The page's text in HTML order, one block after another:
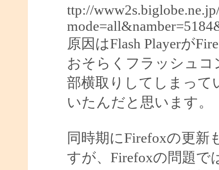
ttp://
原因はFlash Playerが
おそらくフラッシュ
部横取りしてしまって
いたんだと思います。
同時期にFirefoxの更
すが、Firefoxの問題で